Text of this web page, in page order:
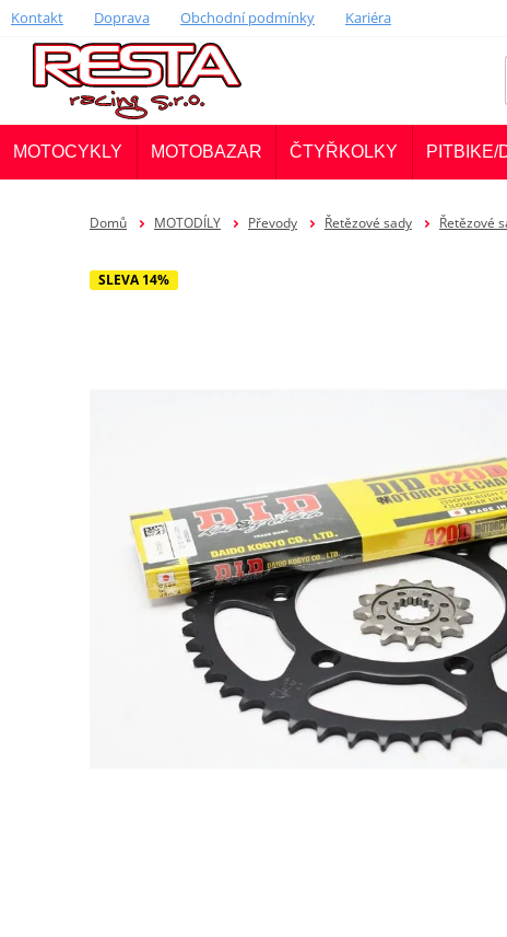
Kontakt Doprava Obchodní podmínky Kariéra
MOTOCYKLY MOTOBAZAR ČTYŘKOLKY PITBIKE/
Domů MOTODÍLY Převody Řetězové sady Řetězové
SLEVA 14%